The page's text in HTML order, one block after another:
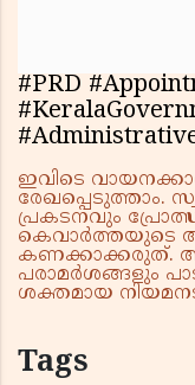
#PRD
ഇവിടെ
രേഖപ്പെടുത്താം.
പ്രകടനവും
കെവാർത്തയുടെ
കണക്കാക്കരുത്.
പരാമർശങ്ങളും
ശക്തമായ
Tags